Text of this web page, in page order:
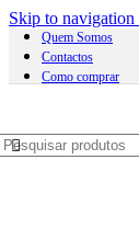
Skip to navigation
Quem Somos
Contactos
Como comprar